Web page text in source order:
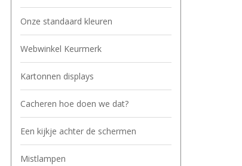
Onze standaard kleuren
Webwinkel Keurmerk
Kartonnen displays
Cacheren hoe doen we dat?
Een kijkje achter de schermen
Mistlampen